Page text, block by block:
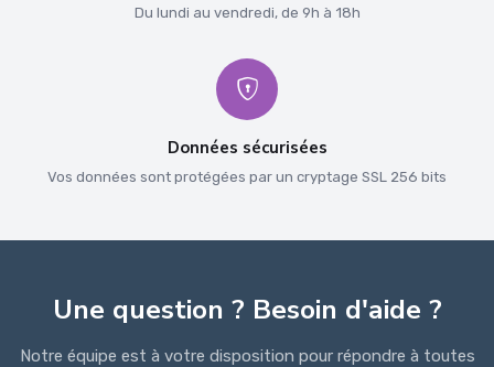
Du lundi au vendredi, de 9h à 18h
Données sécurisées
Vos données sont protégées par un cryptage SSL 256 bits
Une question ? Besoin d'aide ?
Notre équipe est à votre disposition pour répondre à toutes